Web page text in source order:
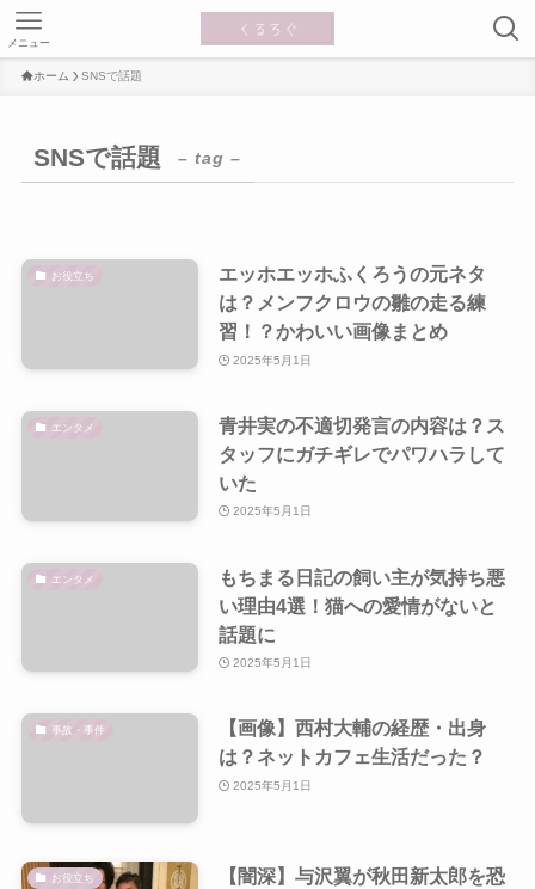
メニュー
ホーム SNSで話題
SNSで話題 – tag –
お役立ち
エッホエッホふくろうの元ネタ
は？メンフクロウの雛の走る練
習！？かわいい画像まとめ
2025年5月1日
エンタメ
青井実の不適切発言の内容は？ス
タッフにガチギレでパワハラして
いた
2025年5月1日
エンタメ
もちまる日記の飼い主が気持ち悪
い理由4選！猫への愛情がないと
話題に
2025年5月1日
事故・事件
【画像】西村大輔の経歴・出身
は？ネットカフェ生活だった？
2025年5月1日
お役立ち
【闇深】与沢翼が秋田新太郎を恐